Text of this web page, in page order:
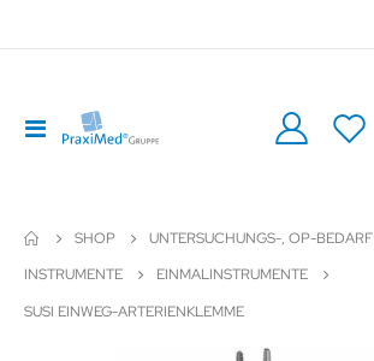
Navigation
umschalten
SHOP
UNTERSUCHUNGS-, OP-BEDARF
INSTRUMENTE
EINMALINSTRUMENTE
SUSI EINWEG-ARTERIENKLEMME